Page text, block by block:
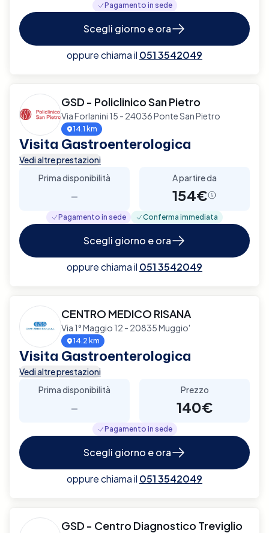
Pagamento in sede
Scegli giorno e ora
oppure chiama il 051 3542049
GSD - Policlinico San Pietro
Via Forlanini 15 - 24036 Ponte San Pietro
14.1 km
Visita Gastroenterologica
Vedi altre prestazioni
Prima disponibilità
-
A partire da
154€
Pagamento in sede Conferma immediata
Scegli giorno e ora
oppure chiama il 051 3542049
CENTRO MEDICO RISANA
Via 1° Maggio 12 - 20835 Muggio'
14.2 km
Visita Gastroenterologica
Vedi altre prestazioni
Prima disponibilità
-
Prezzo
140€
Pagamento in sede
Scegli giorno e ora
oppure chiama il 051 3542049
GSD - Centro Diagnostico Treviglio